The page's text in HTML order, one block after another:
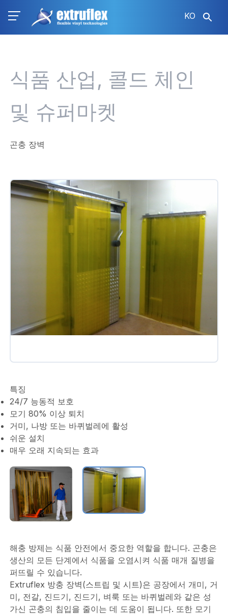
KO
식품 산업, 콜드 체인
및 슈퍼마켓
곤충 장벽
특징
24/7 능동적 보호
모기 80% 이상 퇴치
거미, 나방 또는 바퀴벌레에 활성
쉬운 설치
매우 오래 지속되는 효과
해충 방제는 식품 안전에서 중요한 역할을 합니다. 곤충은
생산의 모든 단계에서 식품을 오염시켜 식품 매개 질병을
퍼뜨릴 수 있습니다.
Extruflex 방충 장벽(스트립 및 시트)은 공장에서 개미, 거
미, 전갈, 진드기, 진드기, 벼룩 또는 바퀴벌레와 같은 성
가신 곤충의 침입을 줄이는 데 도움이 됩니다. 또한 모기